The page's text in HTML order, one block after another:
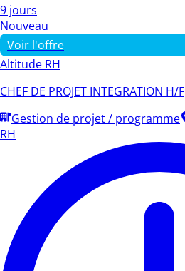
9 jours
Nouveau
Voir l'offre
Altitude RH
CHEF DE PROJET INTEGRATION H/F
Gestion de projet / programme
RH